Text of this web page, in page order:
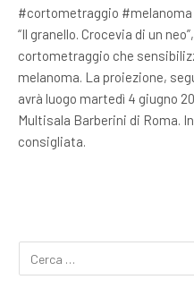
#cortometraggio
“Il granello. Crocevia di un
cortometraggio che
melanoma. La proiezione,
avrà luogo martedì 4 giugno
Multisala Barberini di Roma.
consigliata.